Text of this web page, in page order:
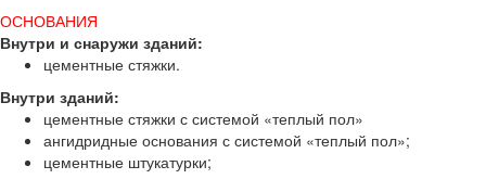
ОСНОВАНИЯ
Внутри и снаружи зданий:
цементные стяжки.
Внутри зданий:
цементные стяжки с системой «теплый пол»
ангидридные основания с системой «теплый пол»;
цементные штукатурки;